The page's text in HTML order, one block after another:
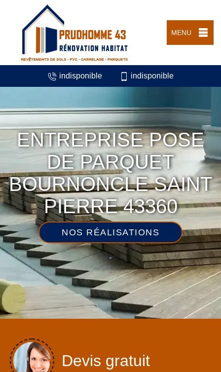
MENU
indisponible indisponible
ENTREPRISE POSE
DE PARQUET
BOURNONCLE SAINT
PIERRE 43360
NOS RÉALISATIONS
Devis gratuit